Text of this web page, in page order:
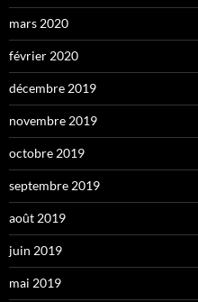
mars 2020
février 2020
décembre 2019
novembre 2019
octobre 2019
septembre 2019
août 2019
juin 2019
mai 2019